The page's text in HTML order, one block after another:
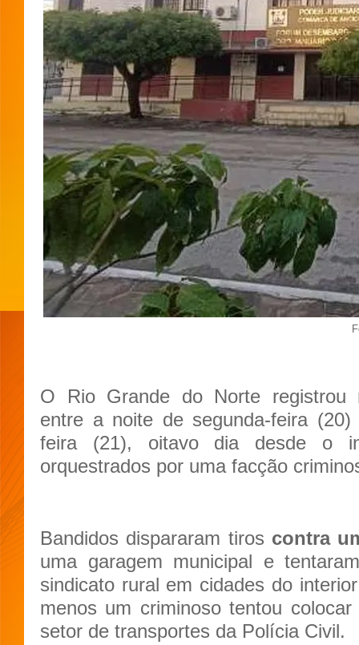
O Rio Grande do Norte registrou
entre a noite de segunda-feira
feira (21), oitavo dia desde o
orquestrados por uma facção
Bandidos dispararam tiros contra
uma garagem municipal e
sindicato rural em cidades do
menos um criminoso tentou
setor de transportes da Polícia Civil.